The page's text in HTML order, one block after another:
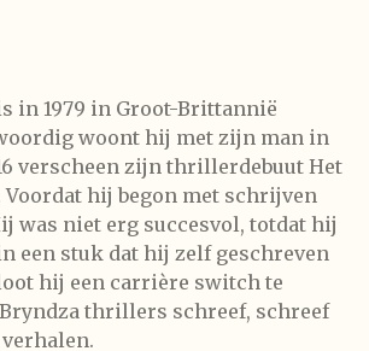
in 1979 in Groot-Brittannië
woont hij met zijn man in
verscheen zijn thrillerdebuut Het
hij begon met schrijven
was niet erg succesvol, totdat hij
een stuk dat hij zelf geschreven
hij een carrière switch te
thrillers schreef, schreef